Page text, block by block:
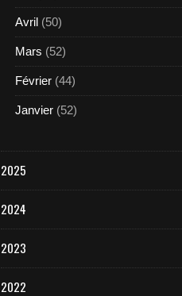
Avril (50)
Mars (52)
Février (44)
Janvier (52)
2025
2024
2023
2022